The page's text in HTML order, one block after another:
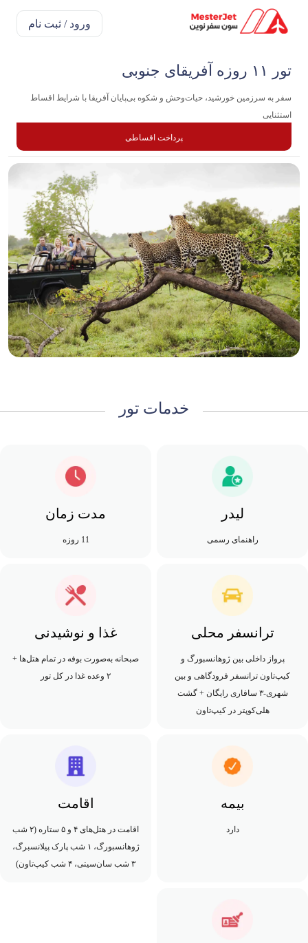
ورود / ثبت نام
تور ۱۱ روزه آفریقای جنوبی
سفر به سرزمین خورشید، حیات‌وحش و شکوه بی‌پایان آفریقا با شرایط اقساط
استثنایی
پرداخت اقساطی
خدمات تور
لیدر
راهنمای رسمی
مدت زمان
11 روزه
ترانسفر محلی
پرواز داخلی بین ژوهانسبورگ و
کیپ‌تاون ترانسفر فرودگاهی و بین
شهری-۳ سافاری رایگان + گشت
هلی‌کوپتر در کیپ‌تاون
غذا و نوشیدنی
صبحانه به‌صورت بوفه در تمام هتل‌ها +
۲ وعده غذا در کل تور
بیمه
دارد
اقامت
اقامت در هتل‌های ۴ و ۵ ستاره (۲ شب
ژوهانسبورگ، ۱ شب پارک پیلانسبرگ،
۳ شب سان‌سیتی، ۴ شب کیپ‌تاون)